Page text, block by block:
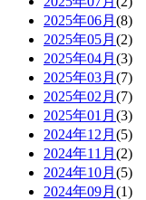
2025年06月 (8)
2025年05月 (2)
2025年04月 (3)
2025年03月 (7)
2025年02月 (7)
2025年01月 (3)
2024年12月 (5)
2024年11月 (2)
2024年10月 (5)
2024年09月 (1)